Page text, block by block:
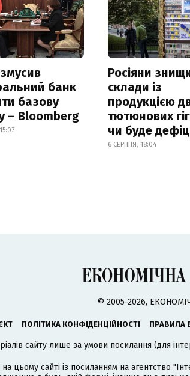
банк
базову
– Bloomberg
Росіяни
склади із
продукцією
тютюнових
чи буде
6 СЕРПНЯ, 18:04
© 2005-2026,
ПОЛІТИКА КОНФІДЕНЦІЙНОСТІ ПРАВИЛА
сайту лише за умови посилання (для
на цьому сайті із посиланням на агентство